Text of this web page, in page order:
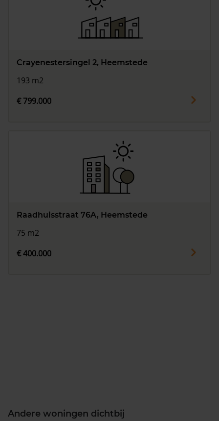
Crayenestersingel 2, Heemstede
193 m2
€ 799.000
Raadhuisstraat 76A, Heemstede
75 m2
€ 400.000
Andere woningen dichtbij